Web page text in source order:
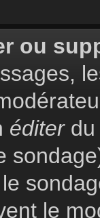
ou
éditerdu
le